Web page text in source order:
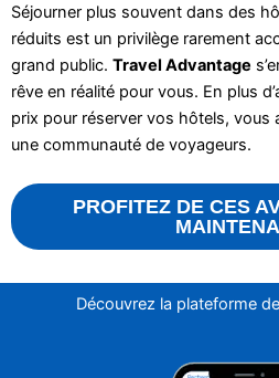
Séjourner plus souvent dans des
réduits est un privilège rarement
grand public. Travel Advantage
rêve en réalité pour vous. En plus
prix pour réserver vos hôtels, vous
une communauté de voyageurs.
PROFITEZ DE CES
Découvrez la plateforme